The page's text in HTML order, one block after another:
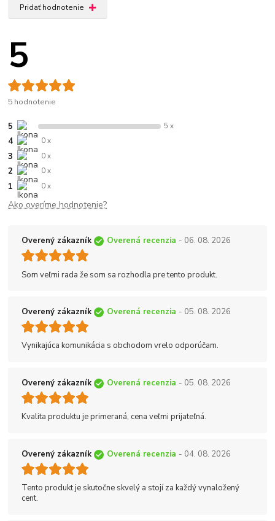
Pridať hodnotenie
5
5 hodnotenie
5 5 x
4 0 x
3 0 x
2 0 x
1 0 x
Ako overíme hodnotenie?
Overený zákazník Overená recenzia - 06. 08. 2026
Som veľmi rada že som sa rozhodla pre tento produkt.
Overený zákazník Overená recenzia - 05. 08. 2026
Vynikajúca komunikácia s obchodom vrelo odporúčam.
Overený zákazník Overená recenzia - 05. 08. 2026
Kvalita produktu je primeraná, cena veľmi prijateľná.
Overený zákazník Overená recenzia - 04. 08. 2026
Tento produkt je skutočne skvelý a stojí za každý vynaložený
cent.